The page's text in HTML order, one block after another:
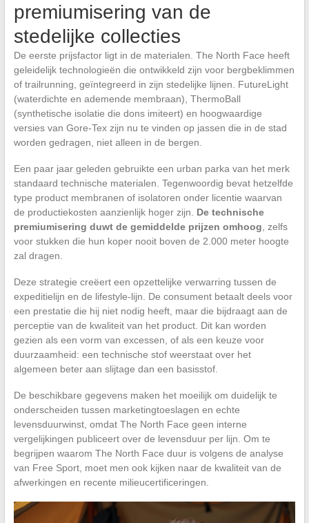
premiumisering van de
stedelijke collecties
De eerste prijsfactor ligt in de materialen. The North Face heeft
geleidelijk technologieën die ontwikkeld zijn voor bergbeklimmen
of trailrunning, geïntegreerd in zijn stedelijke lijnen. FutureLight
(waterdichte en ademende membraan), ThermoBall
(synthetische isolatie die dons imiteert) en hoogwaardige
versies van Gore-Tex zijn nu te vinden op jassen die in de stad
worden gedragen, niet alleen in de bergen.
Een paar jaar geleden gebruikte een urban parka van het merk
standaard technische materialen. Tegenwoordig bevat hetzelfde
type product membranen of isolatoren onder licentie waarvan
de productiekosten aanzienlijk hoger zijn. De technische
premiumisering duwt de gemiddelde prijzen omhoog , zelfs
voor stukken die hun koper nooit boven de 2.000 meter hoogte
zal dragen.
Deze strategie creëert een opzettelijke verwarring tussen de
expeditielijn en de lifestyle-lijn. De consument betaalt deels voor
een prestatie die hij niet nodig heeft, maar die bijdraagt aan de
perceptie van de kwaliteit van het product. Dit kan worden
gezien als een vorm van excessen, of als een keuze voor
duurzaamheid: een technische stof weerstaat over het
algemeen beter aan slijtage dan een basisstof.
De beschikbare gegevens maken het moeilijk om duidelijk te
onderscheiden tussen marketingtoeslagen en echte
levensduurwinst, omdat The North Face geen interne
vergelijkingen publiceert over de levensduur per lijn. Om te
begrijpen waarom The North Face duur is volgens de analyse
van Free Sport, moet men ook kijken naar de kwaliteit van de
afwerkingen en recente milieucertificeringen.